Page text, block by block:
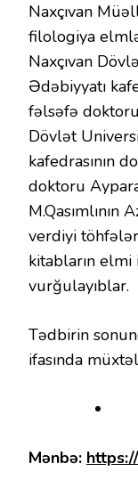
Naxçıvan
filologiya
Naxçıvan
Ədəbiyyatı
fəlsəfə
Dövlət
kafedrasının
doktoru
M.Qasımlının
verdiyi
kitabların
vurğulayıblar.
Tədbirin
ifasında
Mənbə: